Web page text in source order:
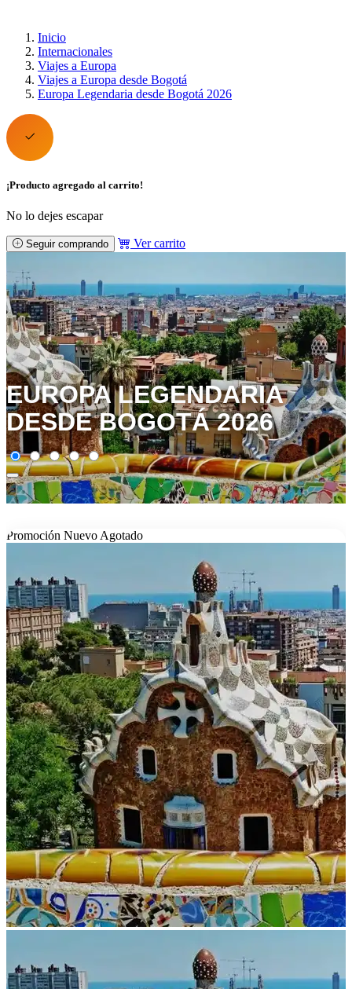
Inicio
Internacionales
Viajes a Europa
Viajes a Europa desde Bogotá
Europa Legendaria desde Bogotá 2026
¡Producto agregado al carrito!
No lo dejes escapar
Seguir comprando Ver carrito
EUROPA LEGENDARIA
DESDE BOGOTÁ 2026
Promoción Nuevo Agotado